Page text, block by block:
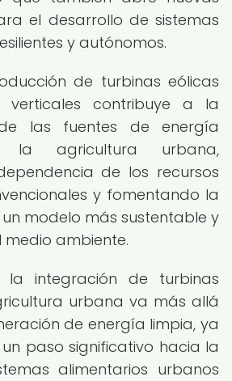
el desarrollo de sistemas
y autónomos.
de turbinas eólicas
verticales contribuye a la
las fuentes de energía
la agricultura urbana,
de los recursos
y fomentando la
modelo más sustentable y
ambiente.
integración de turbinas
urbana va más allá
de energía limpia, ya
paso significativo hacia la
alimentarios urbanos